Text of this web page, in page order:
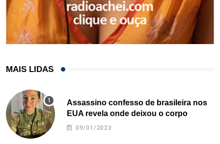
MAIS LIDAS
Assassino confesso de brasileira nos
EUA revela onde deixou o corpo
09/01/2023